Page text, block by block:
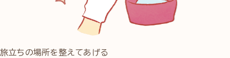
旅立ちの場所を整えてあげる